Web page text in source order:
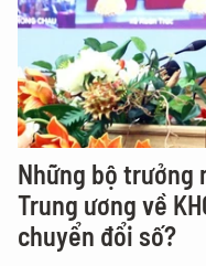
Những bộ trưởng
Trung ương về
chuyển đổi số?